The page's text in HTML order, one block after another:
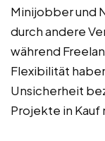
Minijobber und
durch andere
während
Flexibilität
Unsicherheit
Projekte in Kauf